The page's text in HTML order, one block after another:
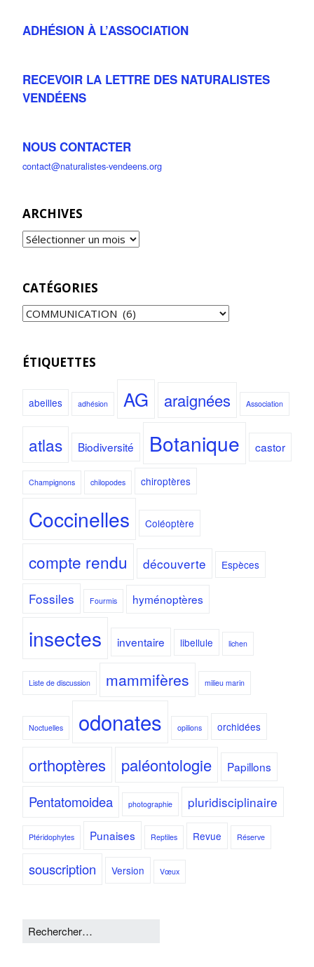
ADHÉSION À L’ASSOCIATION
RECEVOIR LA LETTRE DES NATURALISTES
VENDÉENS
NOUS CONTACTER
contact@naturalistes-vendeens.org
ARCHIVES
CATÉGORIES
ÉTIQUETTES
abeilles adhésion AG araignées Association
atlas Biodiversité Botanique castor
Champignons chilopodes chiroptères
Coccinelles Coléoptère
compte rendu découverte Espèces
Fossiles Fourmis hyménoptères
insectes inventaire libellule lichen
Liste de discussion mammifères milieu marin
Noctuelles odonates opilions orchidées
orthoptères paléontologie Papillons
Pentatomoidea photographie pluridisciplinaire
Ptéridophytes Punaises Reptiles Revue Réserve
souscription Version Vœux